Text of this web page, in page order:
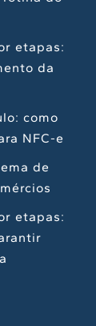
etapas:
da
como
NFC-e
de
etapas: